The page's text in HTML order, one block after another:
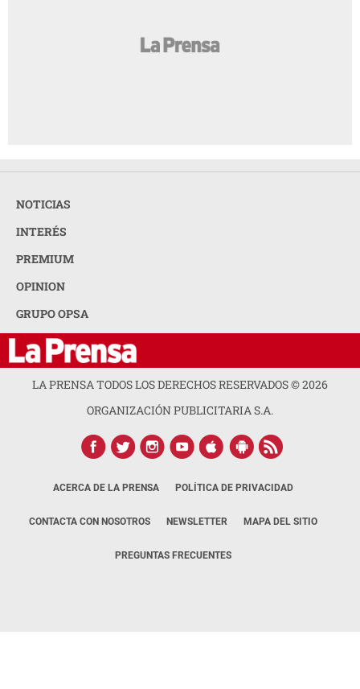
NOTICIAS
INTERÉS
PREMIUM
OPINION
GRUPO OPSA
LA PRENSA TODOS LOS DERECHOS RESERVADOS ©2026
ORGANIZACIÓN PUBLICITARIA S.A.
ACERCA DE LA PRENSA POLÍTICA DE PRIVACIDAD
CONTACTA CON NOSOTROS NEWSLETTER MAPA DEL SITIO
PREGUNTAS FRECUENTES